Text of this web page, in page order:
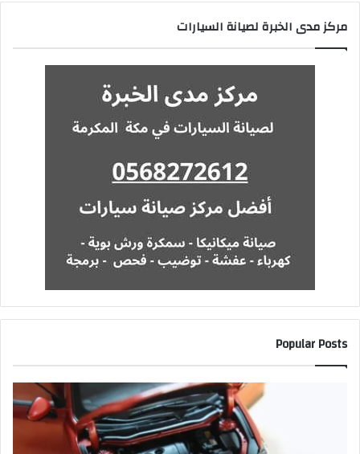
مركز مدى الخبرة لصيانة السيارات
Popular Posts